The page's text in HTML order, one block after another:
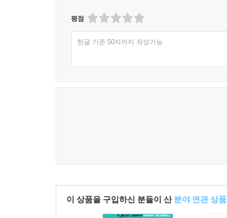
평점
한글 기준 50자까지 작성가능
이 상품을 구입하신 분들이 산 분야 연관 상품